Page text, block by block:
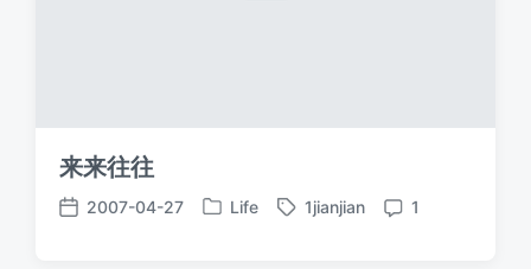
来来往往
发
2007-04-27
发
Life
标
1jianjian
评
1